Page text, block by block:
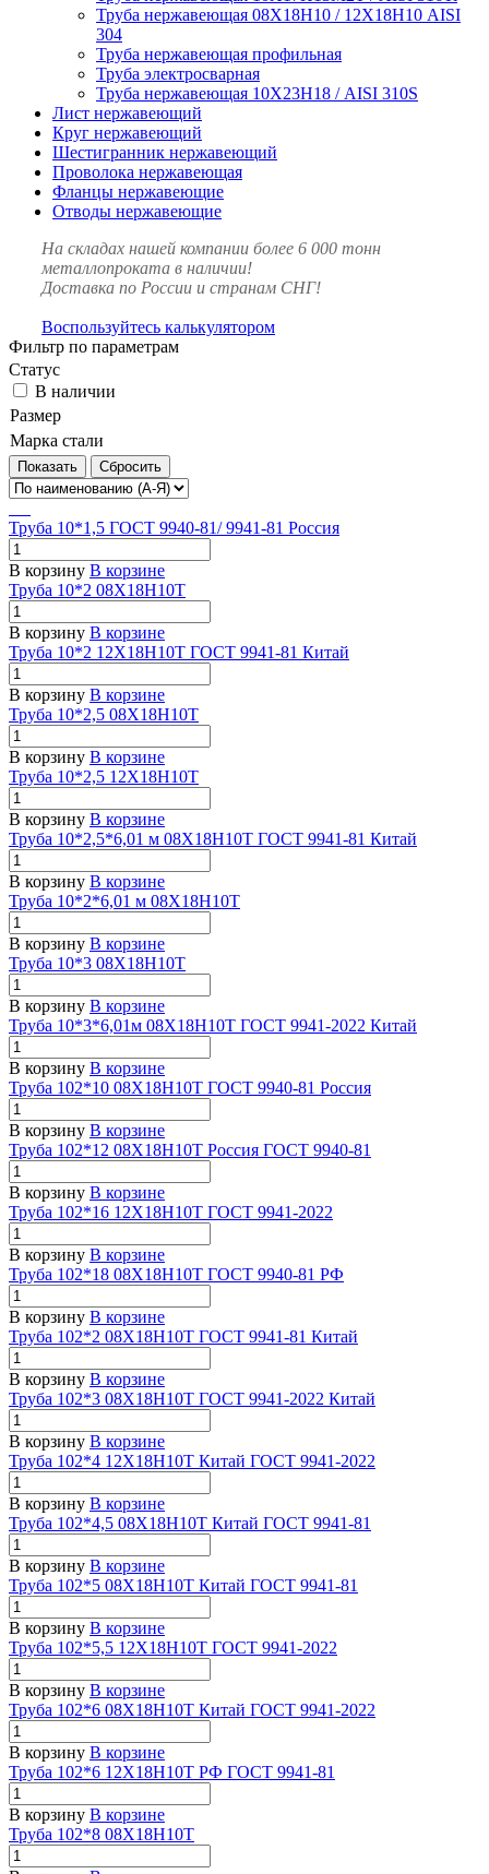
Труба нержавеющая 08Х18Н10 / 12Х18Н10 AISI
304
Труба нержавеющая профильная
Труба электросварная
Труба нержавеющая 10Х23Н18 / AISI 310S
Лист нержавеющий
Круг нержавеющий
Шестигранник нержавеющий
Проволока нержавеющая
Фланцы нержавеющие
Отводы нержавеющие
На складах нашей компании более 6 000 тонн
металлопроката в наличии!
Доставка по России и странам СНГ!
Воспользуйтесь калькулятором
Фильтр по параметрам
Статус
В наличии
Размер
Марка стали
Сбросить
Труба 10*1,5 ГОСТ 9940-81/ 9941-81 Россия
В корзину В корзине
Труба 10*2 08Х18Н10Т
В корзину В корзине
Труба 10*2 12Х18Н10Т ГОСТ 9941-81 Китай
В корзину В корзине
Труба 10*2,5 08Х18Н10Т
В корзину В корзине
Труба 10*2,5 12Х18Н10Т
В корзину В корзине
Труба 10*2,5*6,01 м 08Х18Н10Т ГОСТ 9941-81 Китай
В корзину В корзине
Труба 10*2*6,01 м 08Х18Н10Т
В корзину В корзине
Труба 10*3 08Х18Н10Т
В корзину В корзине
Труба 10*3*6,01м 08Х18Н10Т ГОСТ 9941-2022 Китай
В корзину В корзине
Труба 102*10 08Х18Н10Т ГОСТ 9940-81 Россия
В корзину В корзине
Труба 102*12 08Х18Н10Т Россия ГОСТ 9940-81
В корзину В корзине
Труба 102*16 12Х18Н10Т ГОСТ 9941-2022
В корзину В корзине
Труба 102*18 08Х18Н10Т ГОСТ 9940-81 РФ
В корзину В корзине
Труба 102*2 08Х18Н10Т ГОСТ 9941-81 Китай
В корзину В корзине
Труба 102*3 08Х18Н10Т ГОСТ 9941-2022 Китай
В корзину В корзине
Труба 102*4 12Х18Н10Т Китай ГОСТ 9941-2022
В корзину В корзине
Труба 102*4,5 08Х18Н10Т Китай ГОСТ 9941-81
В корзину В корзине
Труба 102*5 08Х18Н10Т Китай ГОСТ 9941-81
В корзину В корзине
Труба 102*5,5 12Х18Н10Т ГОСТ 9941-2022
В корзину В корзине
Труба 102*6 08Х18Н10Т Китай ГОСТ 9941-2022
В корзину В корзине
Труба 102*6 12Х18Н10Т РФ ГОСТ 9941-81
В корзину В корзине
Труба 102*8 08Х18Н10Т